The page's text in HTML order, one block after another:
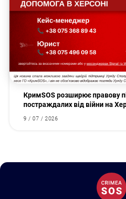
КримSOS розширює правову
постраждалих від війни на
9 / 07 / 2026